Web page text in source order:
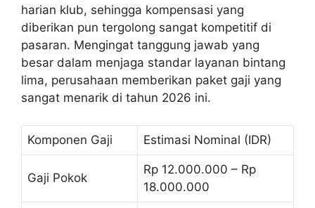
harian klub, sehingga kompensasi yang
diberikan pun tergolong sangat kompetitif di
pasaran. Mengingat tanggung jawab yang
besar dalam menjaga standar layanan bintang
lima, perusahaan memberikan paket gaji yang
sangat menarik di tahun 2026 ini.
Komponen Gaji Estimasi Nominal (IDR)
Gaji Pokok
Rp 12.000.000 – Rp
18.000.000